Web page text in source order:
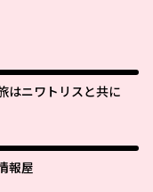
はニワトリスと共に
報屋